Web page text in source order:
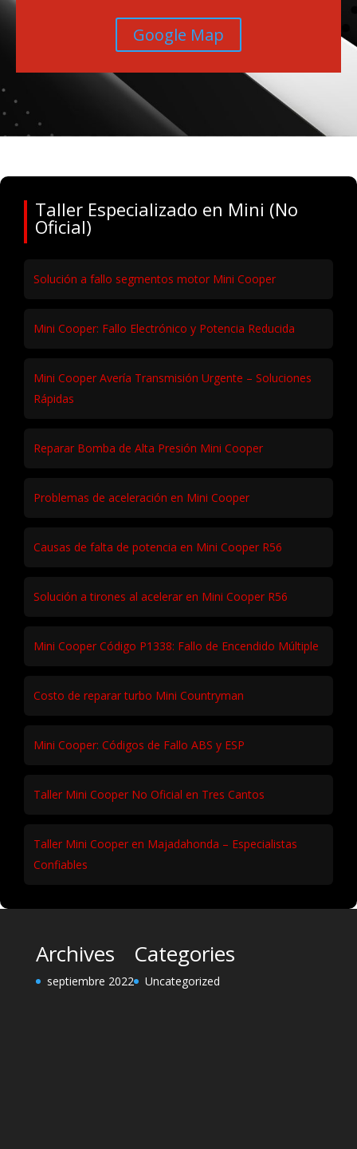
Google Map
Taller Especializado en Mini (No
Oficial)
Solución a fallo segmentos motor Mini Cooper
Mini Cooper: Fallo Electrónico y Potencia Reducida
Mini Cooper Avería Transmisión Urgente – Soluciones
Rápidas
Reparar Bomba de Alta Presión Mini Cooper
Problemas de aceleración en Mini Cooper
Causas de falta de potencia en Mini Cooper R56
Solución a tirones al acelerar en Mini Cooper R56
Mini Cooper Código P1338: Fallo de Encendido Múltiple
Costo de reparar turbo Mini Countryman
Mini Cooper: Códigos de Fallo ABS y ESP
Taller Mini Cooper No Oficial en Tres Cantos
Taller Mini Cooper en Majadahonda – Especialistas
Confiables
Archives
septiembre 2022
Categories
Uncategorized